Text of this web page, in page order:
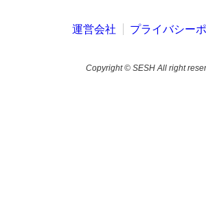
運営会社 プライバシー
Copyright © SESH All right